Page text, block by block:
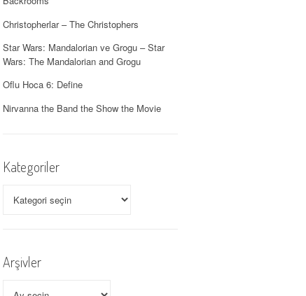
Christopherlar – The Christophers
Star Wars: Mandalorian ve Grogu – Star
Wars: The Mandalorian and Grogu
Oflu Hoca 6: Define
Nirvanna the Band the Show the Movie
Kategoriler
Arşivler